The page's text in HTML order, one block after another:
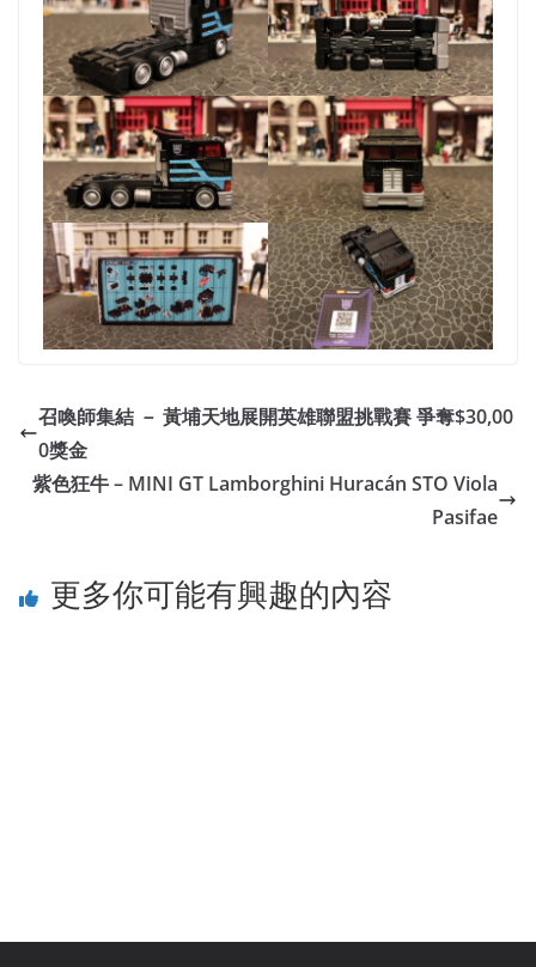
召喚師集結 － 黃埔天地展開英雄聯盟挑戰賽 爭奪$30,00
0獎金
紫色狂牛 – MINI GT Lamborghini Huracán STO Viola
Pasifae
更多你可能有興趣的內容